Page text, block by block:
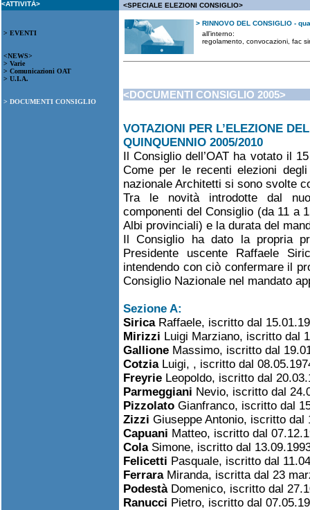
<ATTIVITÀ> <SPECIALE ELEZIONI CONSIGLIO>
> EVENTI
<NEWS>
> Varie
> Comunicazioni OAT
> U.I.A.
> DOCUMENTI CONSIGLIO
> RINNOVO DEL CONSIGLIO -
all’interno:
regolamento, convocazioni, fac
<DOCUMENTI CONSIGLIO 2005>
VOTAZIONI PER L’ELEZIONE
QUINQUENNIO 2005/2010
Il Consiglio dell’OAT ha votato il
Come per le recenti elezioni
nazionale Architetti si sono svolte
Tra le novità introdotte dal
componenti del Consiglio (da 11 a
Albi provinciali) e la durata del
Il Consiglio ha dato la propria
Presidente uscente Raffaele
intendendo con ciò confermare il
Consiglio Nazionale nel mandato
Sezione A:
SiricaRaffaele, iscritto dal
Mirizzi Luigi Marziano, iscritto dal
Gallione Massimo, iscritto dal
CotziaLuigi, , iscritto dal
Freyrie Leopoldo, iscritto dal
Parmeggiani Nevio, iscritto dal
Pizzolato Gianfranco, iscritto dal
Zizzi Giuseppe Antonio, iscritto dal
Capuani Matteo, iscritto dal
ColaSimone, iscritto dal
Felicetti Pasquale, iscritto dal
FerraraMiranda, iscritta dal 23
PodestàDomenico, iscritto dal
Ranucci Pietro, iscritto dal